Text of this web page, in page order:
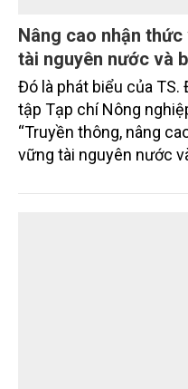
Nâng cao nhận
tài nguyên nước và
Đó là phát biểu của TS.
tập Tạp chí Nông
“Truyền thông, nâng
vững tài nguyên nước
trường phối hợp với Sở